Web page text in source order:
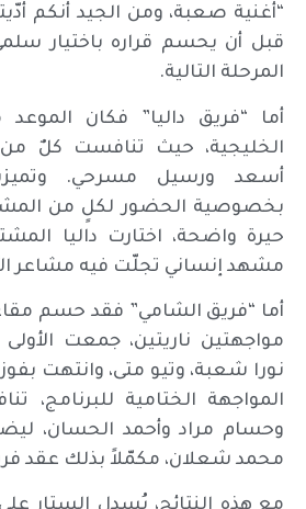
“أغنية صعبة، ومن الجيد أنكم
قبل أن يحسم قراره باختيار
المرحلة التالية.
أما “فريق داليا” فكان الموعد
الخليجية، حيث تنافست كلٌ
أسعد ورسيل مسرحي.
بخصوصية الحضور لكلٍ من
حيرة واضحة، اختارت داليا
مشهد إنساني تجلّت فيه مشاعر
أما “فريق الشامي” فقد حسم
مواجهتين ناريتين، جمعت
نورا شعبة، وتيو متى، وانتهت
المواجهة الختامية
وحسام مراد وأحمد الحسان،
محمد شعلان، مكمّلاً بذلك عقد